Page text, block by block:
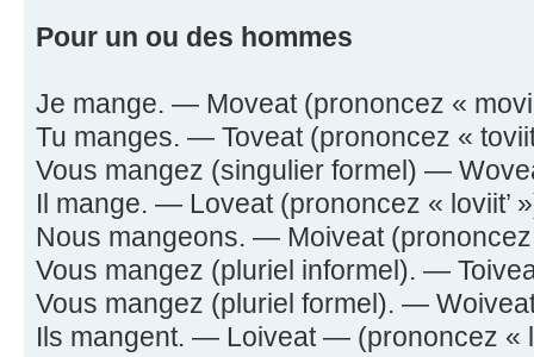
Pour un ou des hommes
Je mange. — Moveat (prononcez «
Tu manges. — Toveat (prononcez «
Vous mangez (singulier formel) —
Il mange. — Loveat (prononcez « loviit’
Nous mangeons. — Moiveat (prononcez
Vous mangez (pluriel informel). —
Vous mangez (pluriel formel). —
Ils mangent. — Loiveat — (prononcez «